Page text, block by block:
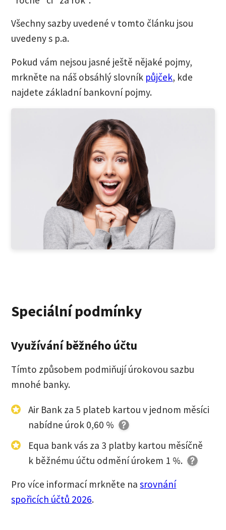
Všechny sazby uvedené v tomto článku jsou
uvedeny s p.a.
Pokud vám nejsou jasné ještě nějaké pojmy,
mrkněte na náš obsáhlý slovník půjček, kde
najdete základní bankovní pojmy.
Speciální podmínky
Využívání běžného účtu
Tímto způsobem podmiňují úrokovou sazbu
mnohé banky.
Air Bank za 5 plateb kartou v jednom měsíci
nabídne úrok 0,60 %
Equa bank vás za 3 platby kartou měsíčně
k běžnému účtu odmění úrokem 1 %.
Pro více informací mrkněte nasrovnání
spořicích účtů 2026.